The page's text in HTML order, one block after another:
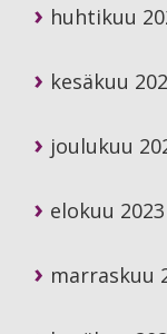
huhtikuu
kesäkuu
joulukuu
elokuu 2023
marraskuu